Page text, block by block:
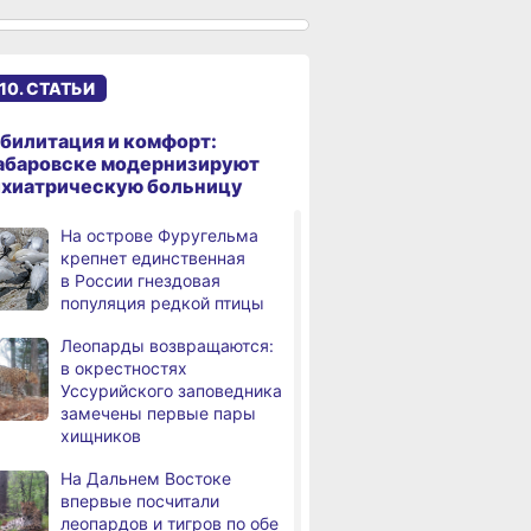
в Хабаровском крае
в Хабаровском крае
В Хабаровском крае
высокотехнологичную
помощь получили более
Уровень Амура
у Хабаровска достиг 423
см, вода продолжает
В администрации
Хабаровска обсудили
использование средств
туристического налога
За сутки в Хабаровском
СТАТЬИ
и комфорт:
модернизируют
больницу
На острове Фуругельма
крепнет единственная
в России гнездовая
популяция редкой птицы
Леопарды возвращаются:
в окрестностях
Уссурийского заповедника
замечены первые пары
хищников
На Дальнем Востоке
впервые посчитали
леопардов и тигров по обе